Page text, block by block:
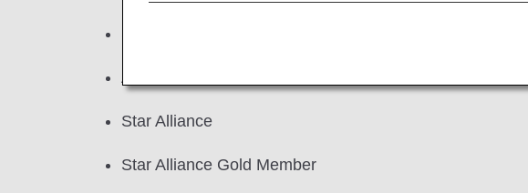
ANA SKY COINS
Star Alliance
Star Alliance Gold Member